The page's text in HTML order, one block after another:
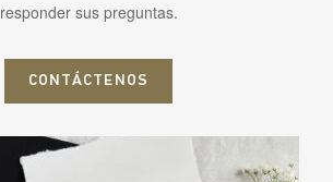
responder sus preguntas.
CONTÁCTENOS